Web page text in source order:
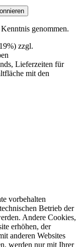
genommen.
zzgl.
Lieferzeiten für
mit den
vorbehalten
Betrieb der
Andere Cookies,
erhöhen, der
anderen Websites
werden nur mit Ihrer